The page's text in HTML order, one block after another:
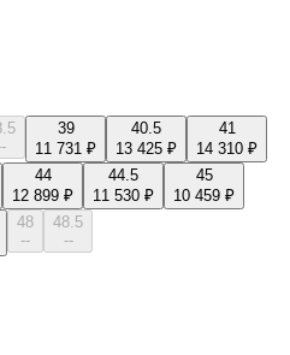
39
11 731 ₽
40.5
13 425 ₽
41
14 310 ₽
44
12 899 ₽
44.5
11 530 ₽
45
10 459 ₽
48
--
48.5
--